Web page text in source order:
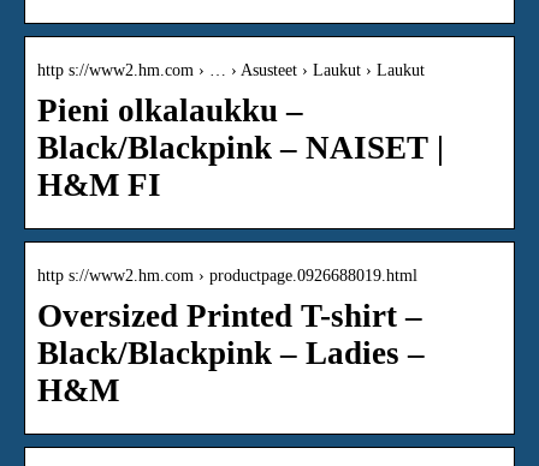
http s://www2.hm.com › … › Asusteet › Laukut › Laukut
Pieni olkalaukku –
Black/Blackpink – NAISET |
H&M FI
http s://www2.hm.com › productpage.0926688019.html
Oversized Printed T-shirt –
Black/Blackpink – Ladies –
H&M